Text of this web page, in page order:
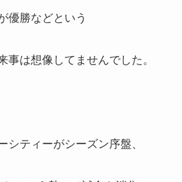
優勝などという
事は想像してませんでした。
シティーがシーズン序盤、